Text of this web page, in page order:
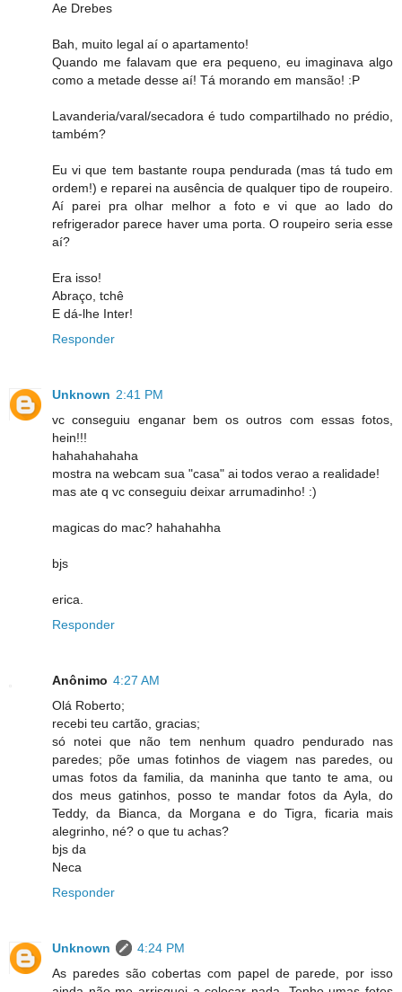
Ae Drebes
Bah, muito legal aí o apartamento!
Quando me falavam que era pequeno, eu imaginava algo
como a metade desse aí! Tá morando em mansão! :P
Lavanderia/varal/secadora é tudo compartilhado no prédio,
também?
Eu vi que tem bastante roupa pendurada (mas tá tudo em
ordem!) e reparei na ausência de qualquer tipo de roupeiro.
Aí parei pra olhar melhor a foto e vi que ao lado do
refrigerador parece haver uma porta. O roupeiro seria esse
aí?
Era isso!
Abraço, tchê
E dá-lhe Inter!
Responder
Unknown 2:41 PM
vc conseguiu enganar bem os outros com essas fotos,
hein!!!
hahahahahaha
mostra na webcam sua "casa" ai todos verao a realidade!
mas ate q vc conseguiu deixar arrumadinho! :)
magicas do mac? hahahahha
bjs
erica.
Responder
Anônimo 4:27 AM
Olá Roberto;
recebi teu cartão, gracias;
só notei que não tem nenhum quadro pendurado nas
paredes; põe umas fotinhos de viagem nas paredes, ou
umas fotos da familia, da maninha que tanto te ama, ou
dos meus gatinhos, posso te mandar fotos da Ayla, do
Teddy, da Bianca, da Morgana e do Tigra, ficaria mais
alegrinho, né? o que tu achas?
bjs da
Neca
Responder
Unknown
4:24 PM
As paredes são cobertas com papel de parede, por isso